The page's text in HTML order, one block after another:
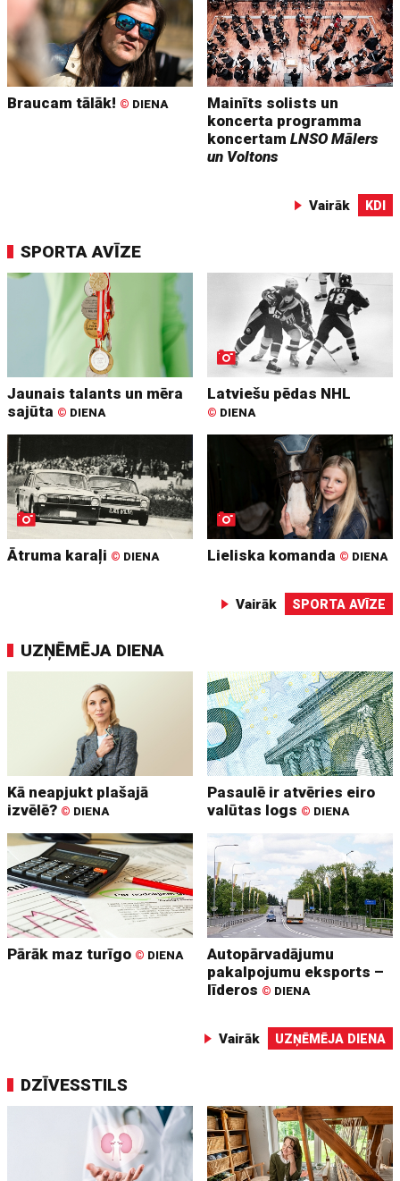
Braucam tālāk! © DIENA
Mainīts solists un
koncerta programma
koncertamLNSO Mālers
un Voltons
Vairāk KDI
SPORTA AVĪZE
Jaunais talants un mēra
sajūta © DIENA
Latviešu pēdas NHL
© DIENA
Ātruma karaļi © DIENA Lieliska komanda © DIENA
Vairāk SPORTA AVĪZE
UZŅĒMĒJA DIENA
Kā neapjukt plašajā
izvēlē? © DIENA
Pasaulē ir atvēries eiro
valūtas logs © DIENA
Pārāk maz turīgo © DIENA
Autopārvadājumu
pakalpojumu eksports –
līderos © DIENA
Vairāk UZŅĒMĒJA DIENA
DZĪVESSTILS